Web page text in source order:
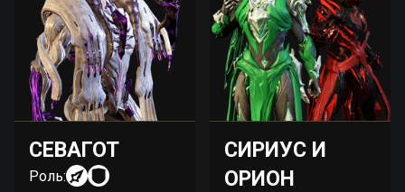
СЕВАГОТ
Роль:
СИРИУС И
ОРИОН